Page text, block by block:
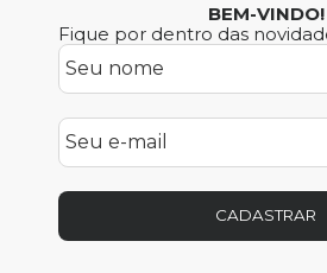
BEM-VINDO!
Fique por dentro das
CADASTRAR